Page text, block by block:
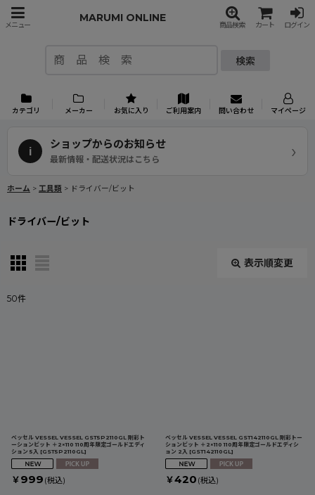
メニュー
MARUMI ONLINE
商品検索 カート ログイン
検索
カテゴリ メーカー お気に入り ご利用案内 問い合わせ マイページ
i
ショップからのお知らせ
最新情報・配送状況はこちら ›
ホーム > 工具類 > ドライバー/ビット
ドライバー/ビット
表示順変更
50件
ベッセル VESSEL VESSEL GST5P2110GL 剛彩ト
ーションビット ＋2×110 110周年限定ゴールドエディ
ション 5入 [GST5P2110GL]
￥ 999 (税込)
ベッセル VESSEL VESSEL GST142110GL 剛彩トー
ションビット ＋2×110 110周年限定ゴールドエディシ
ョン 2入 [GST142110GL]
￥420 (税込)